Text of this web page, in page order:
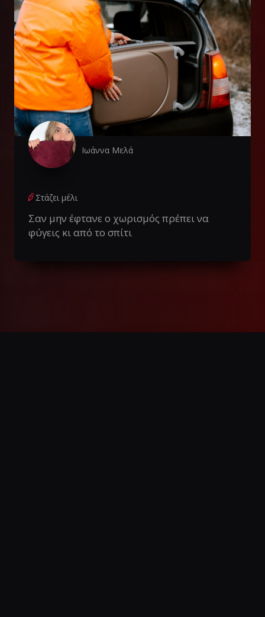
Ιωάννα Μελά
Στάζει μέλι
Σαν μην έφτανε ο χωρισμός πρέπει να
φύγεις κι από το σπίτι